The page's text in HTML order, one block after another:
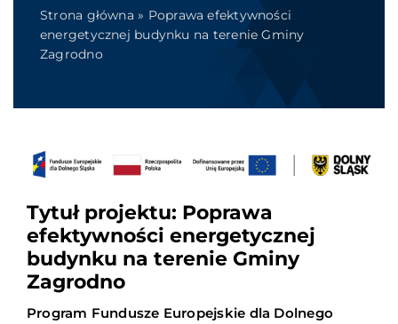
Strona główna » Poprawa efektywności
energetycznej budynku na terenie Gminy
Zagrodno
Tytuł projektu: Poprawa
efektywności energetycznej
budynku na terenie Gminy
Zagrodno
Program Fundusze Europejskie dla Dolnego